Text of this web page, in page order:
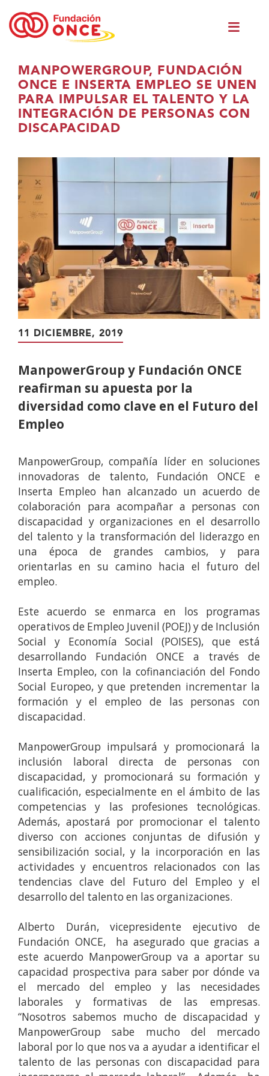
Estás
contido
principal
MANPOWERGROUP, FUNDACIÓN
ONCE E INSERTA EMPLEO SE UNEN
PARA IMPULSAR EL TALENTO Y LA
INTEGRACIÓN DE PERSONAS CON
DISCAPACIDAD
11 DICIEMBRE, 2019
ManpowerGroup y Fundación ONCE
reafirman su apuesta por la
diversidad como clave en el Futuro del
Empleo
ManpowerGroup, compañía líder en soluciones
innovadoras de talento, Fundación ONCE e
Inserta Empleo han alcanzado un acuerdo de
colaboración para acompañar a personas con
discapacidad y organizaciones en el desarrollo
del talento y la transformación del liderazgo en
una época de grandes cambios, y para
orientarlas en su camino hacia el futuro del
empleo.
Este acuerdo se enmarca en los programas
operativos de Empleo Juvenil (POEJ) y de Inclusión
Social y Economía Social (POISES), que está
desarrollando Fundación ONCE a través de
Inserta Empleo, con la cofinanciación del Fondo
Social Europeo, y que pretenden incrementar la
formación y el empleo de las personas con
discapacidad.
ManpowerGroup impulsará y promocionará la
inclusión laboral directa de personas con
discapacidad, y promocionará su formación y
cualificación, especialmente en el ámbito de las
competencias y las profesiones tecnológicas.
Además, apostará por promocionar el talento
diverso con acciones conjuntas de difusión y
sensibilización social, y la incorporación en las
actividades y encuentros relacionados con las
tendencias clave del Futuro del Empleo y el
desarrollo del talento en las organizaciones.
Alberto Durán, vicepresidente ejecutivo de
Fundación ONCE, ha asegurado que gracias a
este acuerdo ManpowerGroup va a aportar su
capacidad prospectiva para saber por dónde va
el mercado del empleo y las necesidades
laborales y formativas de las empresas.
“Nosotros sabemos mucho de discapacidad y
ManpowerGroup sabe mucho del mercado
laboral por lo que nos va a ayudar a identificar el
talento de las personas con discapacidad para